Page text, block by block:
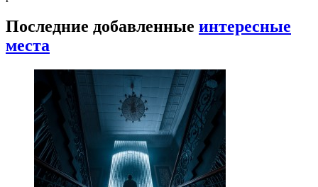
Последние добавленные интересные
места